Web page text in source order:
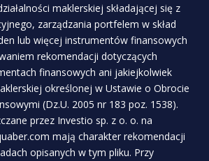
maklerskiej składającej się z
zarządzania portfelem w skład
lub więcej instrumentów finansowych
rekomendacji dotyczących
finansowych ani jakiejkolwiek
określonej w Ustawie o Obrocie
(Dz.U. 2005 nr 183 poz. 1538).
przez Investio sp. z o. o. na
mają charakter rekomendacji
opisanych w tym pliku. Przy